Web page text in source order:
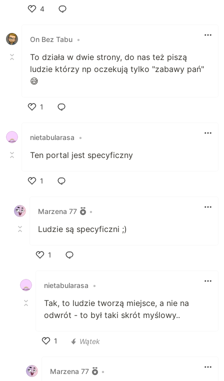
4
On Bez Tabu •
To działa w dwie strony, do nas też piszą
ludzie którzy np oczekują tylko "zabawy pań"
😅
1
nietabularasa
•
Ten portal jest specyficzny
1
Marzena 77
•
Ludzie są specyficzni ;)
1
nietabularasa
•
Tak, to ludzie tworzą miejsce, a nie na
odwrót - to był taki skrót myślowy..
1
Wątek
Marzena 77 •